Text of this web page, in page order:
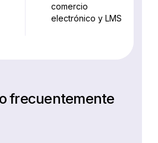
comercio
electrónico y LMS
frecuentemente